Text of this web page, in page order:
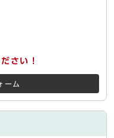
さい！
ーム